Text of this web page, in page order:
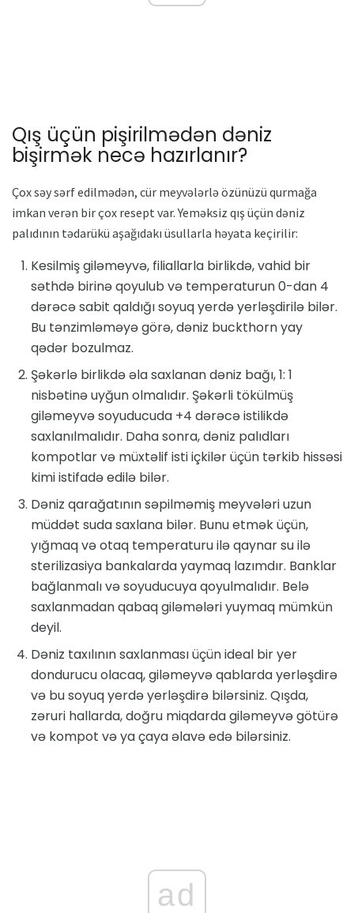
Qış üçün pişirilmədən dəniz
bişirmək necə hazırlanır?
Çox səy sərf edilmədən, cür meyvələrlə özünüzü qurmağa
imkan verən bir çox resept var. Yeməksiz qış üçün dəniz
palıdının tədarükü aşağıdakı üsullarla həyata keçirilir:
Kesilmiş giləmeyvə, filiallarla birlikdə, vahid bir
səthdə birinə qoyulub və temperaturun 0-dan 4
dərəcə sabit qaldığı soyuq yerdə yerləşdirilə bilər.
Bu tənzimləməyə görə, dəniz buckthorn yay
qədər bozulmaz.
Şəkərlə birlikdə əla saxlanan dəniz bağı, 1: 1
nisbətinə uyğun olmalıdır. Şəkərli tökülmüş
giləmeyvə soyuducuda +4 dərəcə istilikdə
saxlanılmalıdır. Daha sonra, dəniz palıdları
kompotlar və müxtəlif isti içkilər üçün tərkib hissəsi
kimi istifadə edilə bilər.
Dəniz qarağatının səpilməmiş meyvələri uzun
müddət suda saxlana bilər. Bunu etmək üçün,
yığmaq və otaq temperaturu ilə qaynar su ilə
sterilizasiya bankalarda yaymaq lazımdır. Banklar
bağlanmalı və soyuducuya qoyulmalıdır. Belə
saxlanmadan qabaq giləmələri yuymaq mümkün
deyil.
Dəniz taxılının saxlanması üçün ideal bir yer
dondurucu olacaq, giləmeyvə qablarda yerləşdirə
və bu soyuq yerdə yerləşdirə bilərsiniz. Qışda,
zəruri hallarda, doğru miqdarda giləmeyvə götürə
və kompot və ya çaya əlavə edə bilərsiniz.
ad